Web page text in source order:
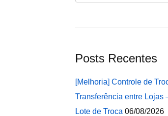
Posts Recentes
[Melhoria] Controle de
Transferência entre Lojas
Lote de Troca 06/08/2026